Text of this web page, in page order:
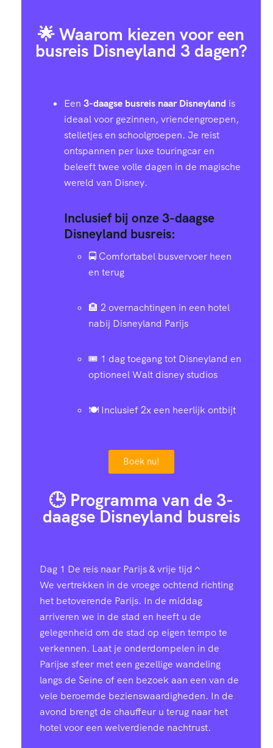
🌟 Waarom kiezen voor een
busreis Disneyland 3 dagen?
Een 3-daagse busreis naar Disneyland is
ideaal voor gezinnen, vriendengroepen,
stelletjes en schoolgroepen. Je reist
ontspannen per luxe touringcar en
beleeft twee volle dagen in de magische
wereld van Disney.
Inclusief bij onze 3-daagse
Disneyland busreis:
🚍 Comfortabel busvervoer heen
en terug
🏨 2 overnachtingen in een hotel
nabij Disneyland Parijs
🎟️ 1 dag toegang tot Disneyland en
optioneel Walt disney studios
🍽️ Inclusief 2x een heerlijk ontbijt
Boek nu!
🕒 Programma van de 3-
daagse Disneyland busreis
Dag 1 De reis naar Parijs & vrije tijd
We vertrekken in de vroege ochtend richting
het betoverende Parijs. In de middag
arriveren we in de stad en heeft u de
gelegenheid om de stad op eigen tempo te
verkennen. Laat je onderdompelen in de
Parijse sfeer met een gezellige wandeling
langs de Seine of een bezoek aan een van de
vele beroemde bezienswaardigheden. In de
avond brengt de chauffeur u terug naar het
hotel voor een welverdiende nachtrust.
0
8
4
2
0
8
6
3
1
9
7
5
3
1
5
8
0
3
6
9
1
7
0
2
5
1
3
6
9
2
4
7
7
1
5
8
2
6
9
7
0
4
8
5
9
2
6
9
3
7